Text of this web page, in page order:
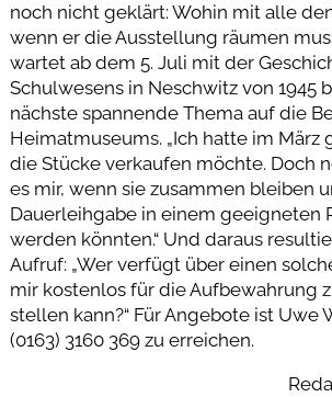
noch nicht geklärt: Wohin mit alle
wenn er die Ausstellung räumen
wartet ab dem 5. Juli mit der
Schulwesens in Neschwitz von 1945
nächste spannende Thema auf die
Heimatmuseums. „Ich hatte im März
die Stücke verkaufen möchte. Doch
es mir, wenn sie zusammen bleiben
Dauerleihgabe in einem geeigneten
werden könnten.“ Und daraus
Aufruf: „Wer verfügt über einen
mir kostenlos für die Aufbewahrung
stellen kann?“ Für Angebote ist Uwe
(0163) 3160 369 zu erreichen.